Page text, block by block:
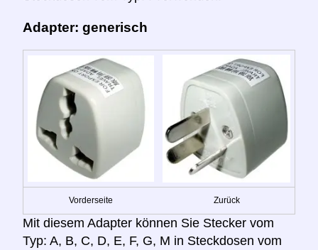
Adapter: generisch
Vorderseite Zurück
Mit diesem Adapter können Sie Stecker vom
Typ: A, B, C, D, E, F, G, M in Steckdosen vom